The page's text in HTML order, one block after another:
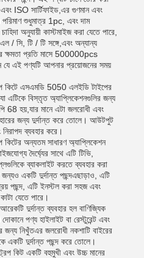
ISO সার্টিফাইড,এর গুণমান এবং
পরিমাণ শুধুমাত্র 1pc, এবং দাম
অনুযায়ী কাস্টমাইজ করা যেতে পারে,
/ সি, টি / টি সঙ্গে,এবং অন্যান্য
ক্ষমতা প্রতি মাসে 500000pcs
যে এই পণ্যটি আপনার প্রয়োজনের সময়
কিটে এসএমডি 5050 এলইডি টাইপের
এটিকে বিস্তৃত অ্যাপ্লিকেশনগুলির জন্য
68 হয়,যার মানে এটা জলরোধী এবং
জন্য দুর্দান্ত করে তোলে। আউটপুট
ব্যবহার করে।
অন্যতম সাধারণ অ্যাপ্লিকেশন
দৈর্ঘ্যের সাথে এটি টিভি,
ব্যাকলাইট করতে ব্যবহার করা
একটি দুর্দান্ত পছন্দএছাড়াও, এটি
পছন্দ, এটি ইনস্টল করা সহজ এবং
যেতে পারে।
দুর্দান্ত ব্যবহার হল বাণিজ্যিক
পণ্য হাইলাইট বা রেস্টুরেন্ট এবং
জন্য নিখুঁতএর জলরোধী নকশাটি বাইরের
একটি দুর্দান্ত পছন্দ করে তোলে।
কিট একটি বহুমুখী এবং উচ্চ মানের